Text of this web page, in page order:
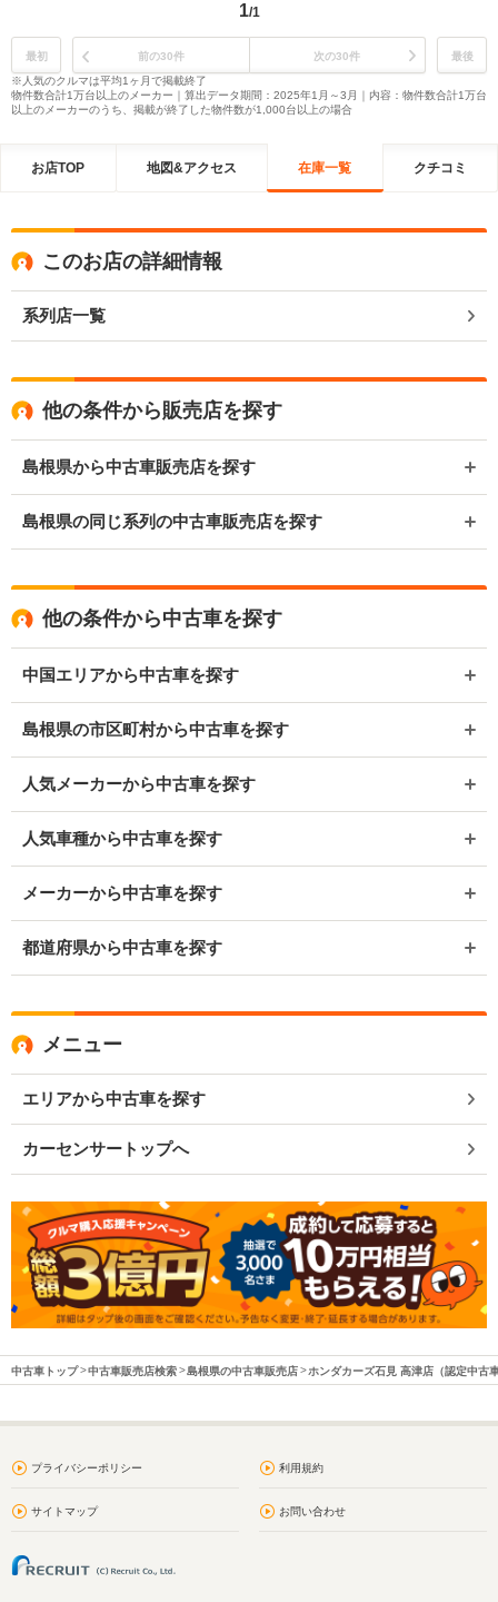
1/1
最初 前の30件 次の30件
最後
※人気のクルマは平均1ヶ月で掲載終了
物件数合計1万台以上のメーカー｜算出データ期間：2025年1月～3月｜内容：物件数合計1万台
以上のメーカーのうち、掲載が終了した物件数が1,000台以上の場合
お店TOP 地図&アクセス 在庫一覧 クチコミ
このお店の詳細情報
系列店一覧
他の条件から販売店を探す
島根県から中古車販売店を探す
島根県の同じ系列の中古車販売店を探す
他の条件から中古車を探す
中国エリアから中古車を探す
島根県の市区町村から中古車を探す
人気メーカーから中古車を探す
人気車種から中古車を探す
メーカーから中古車を探す
都道府県から中古車を探す
メニュー
エリアから中古車を探す
カーセンサートップへ
中古車トップ 中古車販売店検索 島根県の中古車販売店 ホンダカーズ石見 高津店（認定中古
プライバシーポリシー 利用規約
サイトマップ お問い合わせ